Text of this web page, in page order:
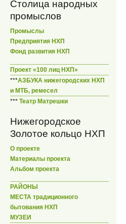
Столица народных
промыслов
Промыслы
Предприятия НХП
Фонд развития НХП
Проект «100 лиц НХП»
***АЗБУКА нижегородских НХП
и МТБ, ремесел
*** Театр Матрешки
Нижегородское
Золотое кольцо НХП
О проекте
Материалы проекта
Альбом проекта
РАЙОНЫ
МЕСТА традиционного
бытования НХП
МУЗЕИ